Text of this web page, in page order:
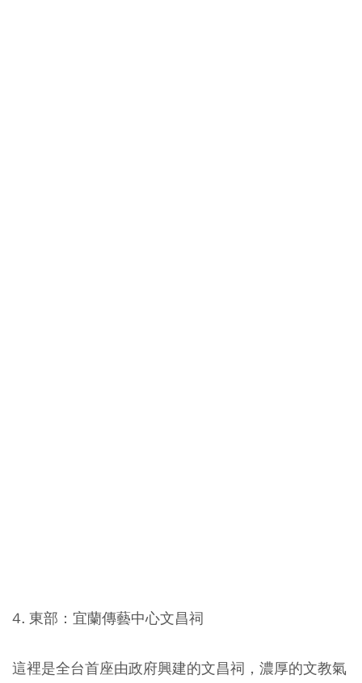
4. 東部：宜蘭傳藝中心文昌祠
這裡是全台首座由政府興建的文昌祠，濃厚的文教氣